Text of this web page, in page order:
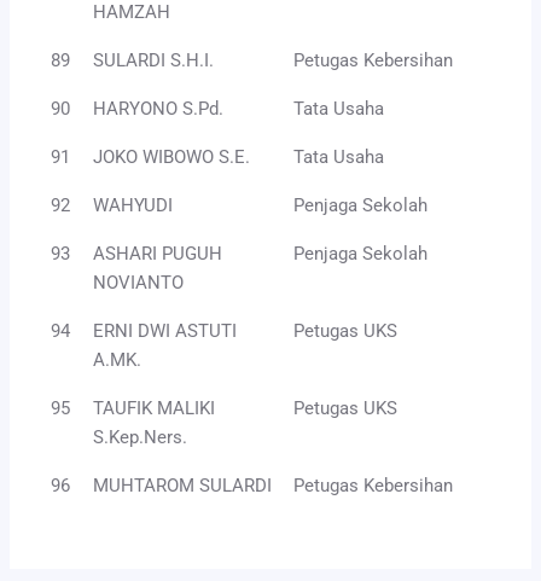
HAMZAH
89 SULARDI S.H.I. Petugas Kebersihan
90 HARYONO S.Pd. Tata Usaha
91 JOKO WIBOWO S.E. Tata Usaha
92 WAHYUDI Penjaga Sekolah
93
ASHARI PUGUH
NOVIANTO
Penjaga Sekolah
94
ERNI DWI ASTUTI
A.MK.
Petugas UKS
95
TAUFIK MALIKI
S.Kep.Ners.
Petugas UKS
96 MUHTAROM SULARDI Petugas Kebersihan